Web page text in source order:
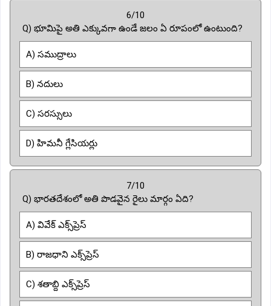
6/10
Q) భూమిపై అతి ఎక్కువగా ఉండే జలం ఏ రూపంలో ఉంటుంది?
A) సముద్రాలు
B) నదులు
C) సరస్సులు
D) హిమనీ గ్లేసియర్లు
7/10
Q) భారతదేశంలో అతి పొడవైన రైలు మార్గం ఏది?
A) వివేక్ ఎక్స్‌ప్రెస్
B) రాజధాని ఎక్స్‌ప్రెస్
C) శతాబ్ది ఎక్స్‌ప్రెస్